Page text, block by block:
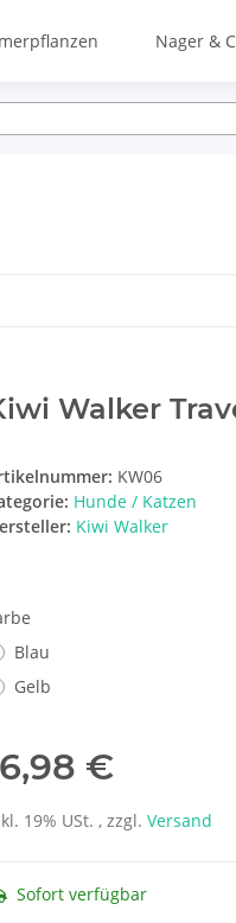
Nager &
Walker
KW06
Hunde / Katzen
Kiwi Walker
Blau
Gelb
€
19% USt. , zzgl. Versand
Sofort verfügbar